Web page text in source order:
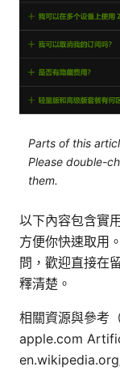
Parts of this
Please double-
them.
以下內容包含實
方便你快速取用
問，歡迎直接在
釋清楚。
相關資源與參考
apple.com